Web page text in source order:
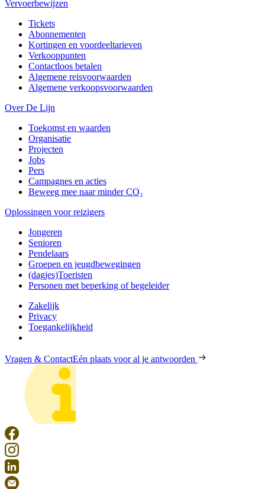
Vervoerbewijzen
Tickets
Abonnementen
Kortingen en voordeeltarieven
Verkooppunten
Contactloos betalen
Algemene reisvoorwaarden
Algemene verkoopsvoorwaarden
Over De Lijn
Toekomst en waarden
Organisatie
Projecten
Jobs
Pers
Campagnes en acties
Beweeg mee naar minder CO₂
Oplossingen voor reizigers
Jongeren
Senioren
Pendelaars
Groepen en jeugdbewegingen
(dagjes)Toeristen
Personen met beperking of begeleider
Zakelijk
Privacy
Toegankelijkheid
Vragen & ContactEén plaats voor al je antwoorden